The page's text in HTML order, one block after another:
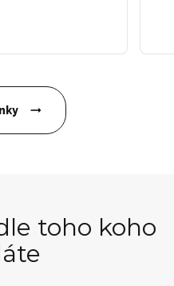
toho koho